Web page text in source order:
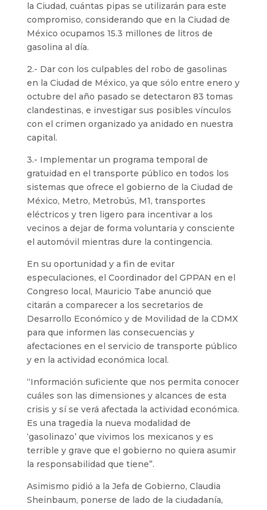
la Ciudad, cuántas pipas se utilizarán para este
compromiso, considerando que en la Ciudad de
México ocupamos 15.3 millones de litros de
gasolina al día.
2.- Dar con los culpables del robo de gasolinas
en la Ciudad de México, ya que sólo entre enero y
octubre del año pasado se detectaron 83 tomas
clandestinas, e investigar sus posibles vínculos
con el crimen organizado ya anidado en nuestra
capital.
3.- Implementar un programa temporal de
gratuidad en el transporte público en todos los
sistemas que ofrece el gobierno de la Ciudad de
México, Metro, Metrobús, M1, transportes
eléctricos y tren ligero para incentivar a los
vecinos a dejar de forma voluntaria y consciente
el automóvil mientras dure la contingencia.
En su oportunidad y a fin de evitar
especulaciones, el Coordinador del GPPAN en el
Congreso local, Mauricio Tabe anunció que
citarán a comparecer a los secretarios de
Desarrollo Económico y de Movilidad de la CDMX
para que informen las consecuencias y
afectaciones en el servicio de transporte público
y en la actividad económica local.
“Información suficiente que nos permita conocer
cuáles son las dimensiones y alcances de esta
crisis y sí se verá afectada la actividad económica.
Es una tragedia la nueva modalidad de
‘gasolinazo’ que vivimos los mexicanos y es
terrible y grave que el gobierno no quiera asumir
la responsabilidad que tiene”.
Asimismo pidió a la Jefa de Gobierno, Claudia
Sheinbaum, ponerse de lado de la ciudadanía,